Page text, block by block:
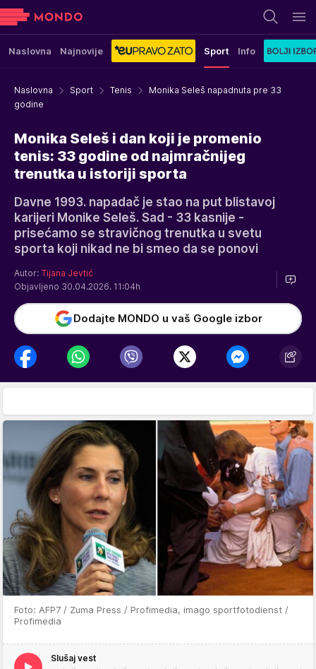
Naslovna Najnovije Sport Info
Naslovna Sport Tenis
Monika Seleš napadnuta pre 33
godine
Monika Seleš i dan koji je promenio
tenis: 33 godine od najmračnijeg
trenutka u istoriji sporta
Davne 1993. napadač je stao na put blistavoj
karijeri Monike Seleš. Sad - 33 kasnije -
prisećamo se stravičnog trenutka u svetu
sporta koji nikad ne bi smeo da se ponovi
Autor: Tijana Jevtić
Objavljeno 30.04.2026. 11:04h
Dodajte MONDO u vaš Google izbor
Foto: AFP7 / Zuma Press / Profimedia, imago sportfotodienst /
Profimedia
Slušaj vest